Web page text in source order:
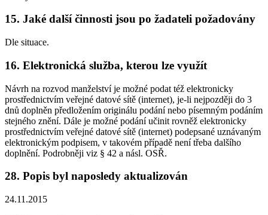
15. Jaké další činnosti jsou po žadateli požadovány
Dle situace.
16. Elektronická služba, kterou lze využít
Návrh na rozvod manželství je možné podat též elektronicky
prostřednictvím veřejné datové sítě (internet), je-li nejpozději do 3
dnů doplněn předložením originálu podání nebo písemným podáním
stejného znění. Dále je možné podání učinit rovněž elektronicky
prostřednictvím veřejné datové sítě (internet) podepsané uznávaným
elektronickým podpisem, v takovém případě není třeba dalšího
doplnění. Podrobněji viz § 42 a násl. OSŘ.
28. Popis byl naposledy aktualizován
24.11.2015